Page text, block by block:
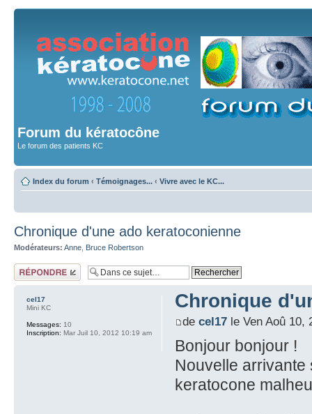
Forum du kératocône
Le forum des patients KC
Index du forum ‹ Témoignages... ‹ Vivre avec le KC...
Chronique d'une ado keratoconienne
Modérateurs: Anne Bruce Robertson
Répondre
Chronique
de cel17le Ven Aoû 10,
Bonjour bonjour !
Nouvelle arrivante
keratocone
cel17
Mini KC
Messages: 10
Inscription: Mar Juil 10, 2012 10:19 am